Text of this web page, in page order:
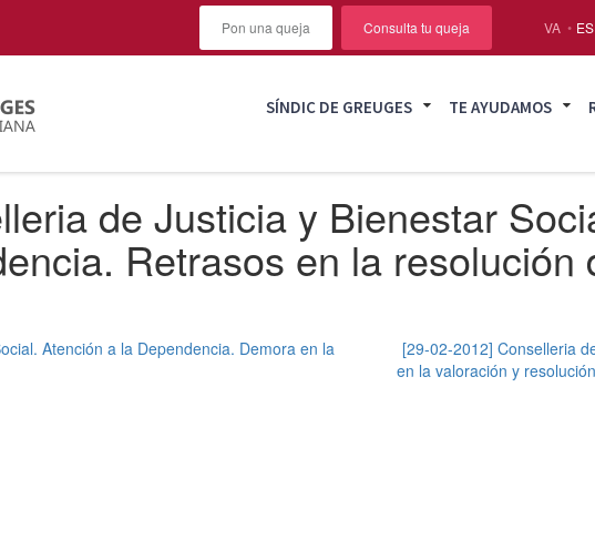
VA ES
Pon una queja Consulta tu queja
SÍNDIC DE GREUGES TE AYUDAMOS
de Justicia y Bienestar
Retrasos en la resolución
Atención a la Dependencia. Demora en la
[29-02-2012] Conselleria
en la valoración y